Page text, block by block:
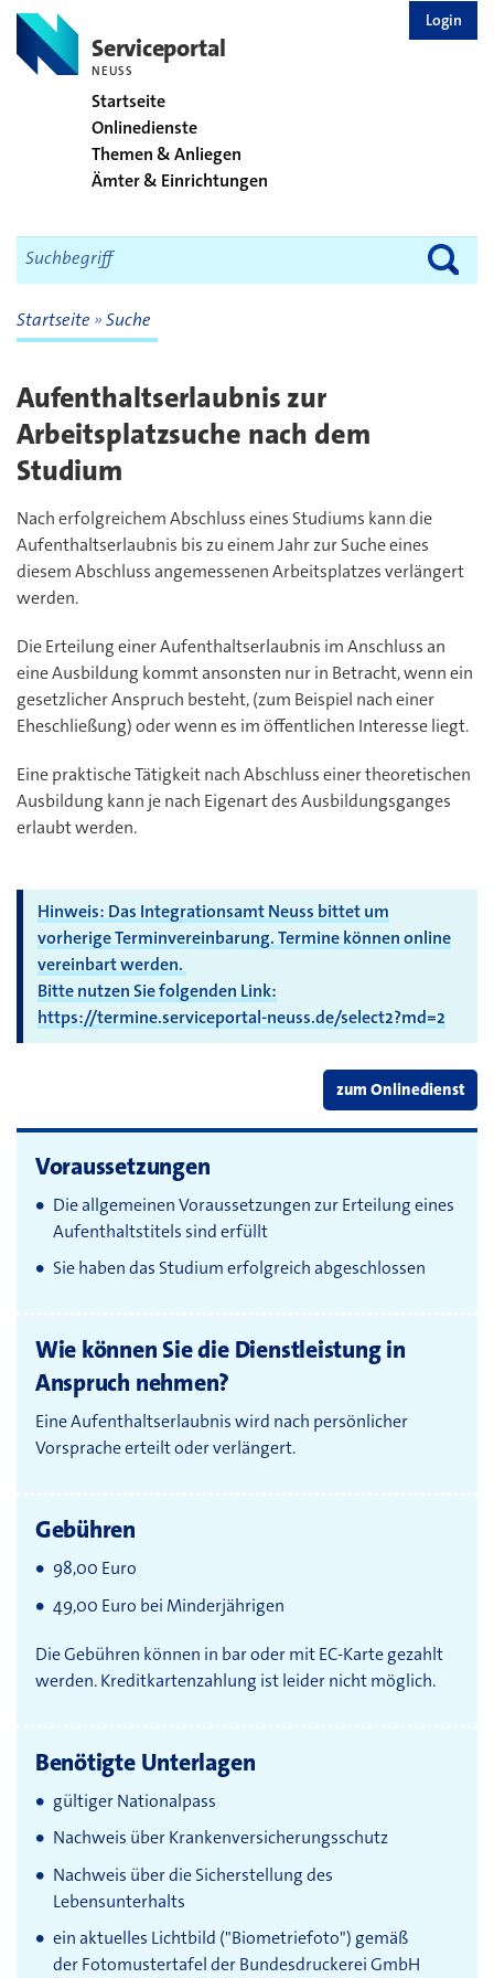
Serviceportal
NEUSS
Startseite
Onlinedienste
Themen & Anliegen
Ämter & Einrichtungen
Login
Startseite Suche
Aufenthaltserlaubnis zur
Arbeitsplatzsuche nach dem
Studium
Nach erfolgreichem Abschluss eines Studiums kann die
Aufenthaltserlaubnis bis zu einem Jahr zur Suche eines
diesem Abschluss angemessenen Arbeitsplatzes verlängert
werden.
Die Erteilung einer Aufenthaltserlaubnis im Anschluss an
eine Ausbildung kommt ansonsten nur in Betracht, wenn ein
gesetzlicher Anspruch besteht, (zum Beispiel nach einer
Eheschließung) oder wenn es im öffentlichen Interesse liegt.
Eine praktische Tätigkeit nach Abschluss einer theoretischen
Ausbildung kann je nach Eigenart des Ausbildungsganges
erlaubt werden.
Hinweis: Das Integrationsamt Neuss bittet um
vorherige Terminvereinbarung. Termine können online
vereinbart werden.
Bitte nutzen Sie folgenden Link:
https://termine.serviceportal-neuss.de/select2?md=2
zum Onlinedienst
Voraussetzungen
Die allgemeinen Voraussetzungen zur Erteilung eines
Aufenthaltstitels sind erfüllt
Sie haben das Studium erfolgreich abgeschlossen
Wie können Sie die Dienstleistung in
Anspruch nehmen?
Eine Aufenthaltserlaubnis wird nach persönlicher
Vorsprache erteilt oder verlängert.
Gebühren
98,00 Euro
49,00 Euro bei Minderjährigen
Die Gebühren können in bar oder mit EC-Karte gezahlt
werden. Kreditkartenzahlung ist leider nicht möglich.
Benötigte Unterlagen
gültiger Nationalpass
Nachweis über Krankenversicherungsschutz
Nachweis über die Sicherstellung des
Lebensunterhalts
ein aktuelles Lichtbild ("Biometriefoto") gemäß
der Fotomustertafel der Bundesdruckerei GmbH